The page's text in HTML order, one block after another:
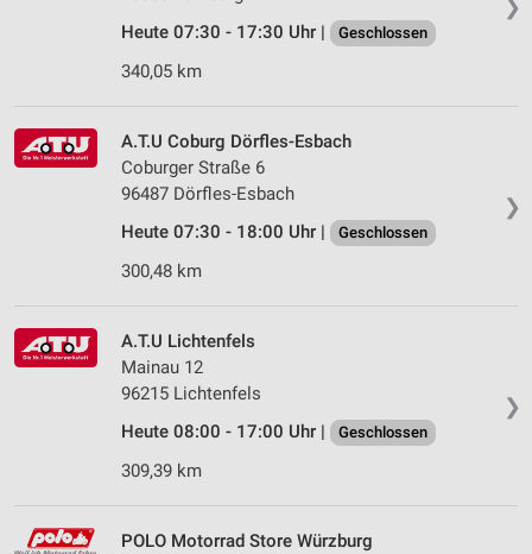
❯
Heute 07:30 - 17:30 Uhr |
Geschlossen
340,05 km
❯
A.T.U Coburg Dörfles-Esbach
Coburger Straße 6
96487 Dörfles-Esbach
Heute 07:30 - 18:00 Uhr |
Geschlossen
300,48 km
❯
A.T.U Lichtenfels
Mainau 12
96215 Lichtenfels
Heute 08:00 - 17:00 Uhr |
Geschlossen
309,39 km
POLO Motorrad Store Würzburg